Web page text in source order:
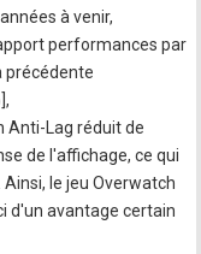
à venir,
performances par
précédente
Anti-Lag réduit de
de l'affichage, ce qui
le jeu Overwatch
d'un avantage certain